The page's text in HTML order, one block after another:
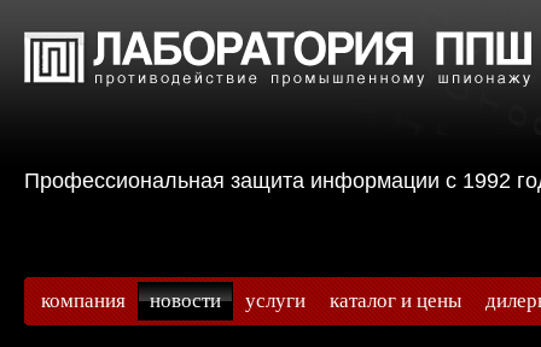
Профессиональная защита информации с
компания новости услуги каталог и цены